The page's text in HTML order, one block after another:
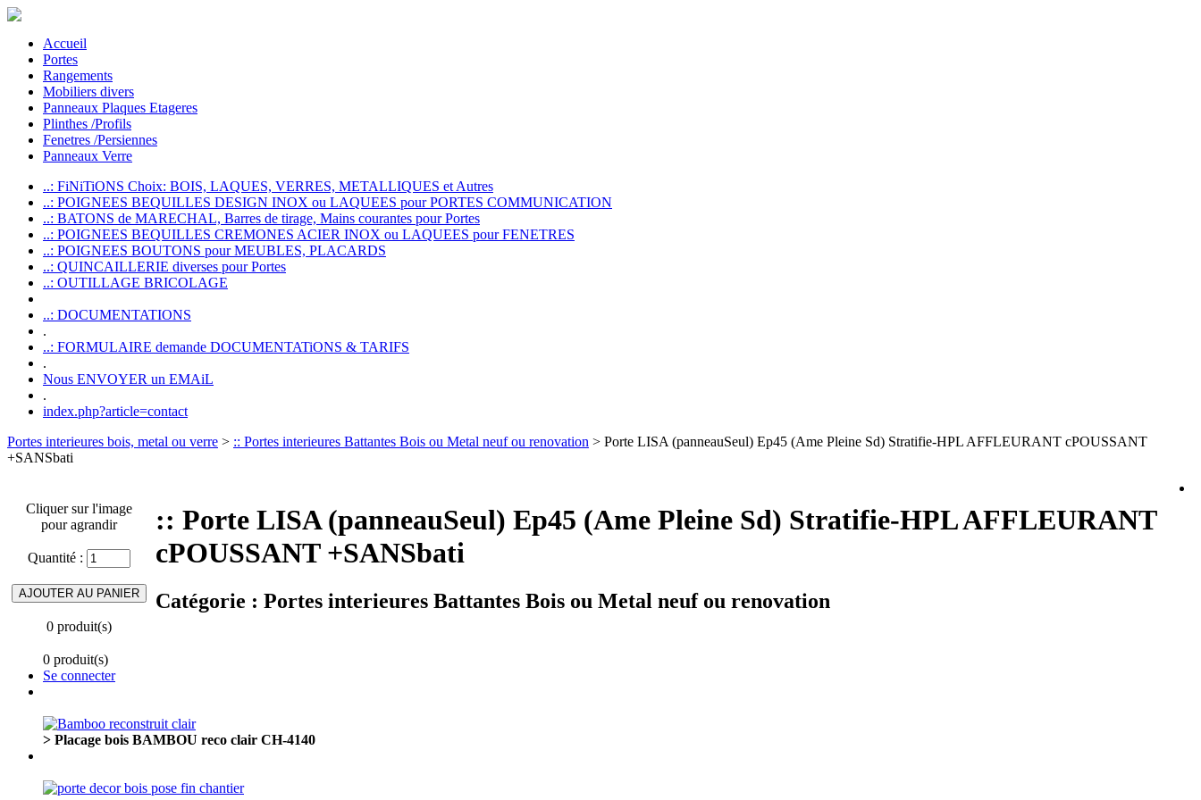
Accueil
Portes
Rangements
Mobiliers divers
Panneaux Plaques Etageres
Plinthes /Profils
Fenetres /Persiennes
Panneaux Verre
..: FiNiTiONS Choix: BOIS, LAQUES, VERRES, METALLIQUES et Autres
..: POIGNEES BEQUILLES DESIGN INOX ou LAQUEES pour PORTES COMMUNICATION
..: BATONS de MARECHAL, Barres de tirage, Mains courantes pour Portes
..: POIGNEES BEQUILLES CREMONES ACIER INOX ou LAQUEES pour FENETRES
..: POIGNEES BOUTONS pour MEUBLES, PLACARDS
..: QUINCAILLERIE diverses pour Portes
..: OUTILLAGE BRICOLAGE
..: DOCUMENTATIONS
.
..: FORMULAIRE demande DOCUMENTATiONS & TARIFS
.
Nous ENVOYER un EMAiL
.
index.php?article=contact
Portes interieures bois, metal ou verre > :: Portes interieures Battantes Bois ou Metal neuf ou renovation > Porte LISA (panneauSeul) Ep45 (Ame Pleine Sd) Stratifie-HPL AFFLEURANT cPOUSSANT
+SANSbati
Cliquer sur l'image
pour agrandir
Quantité :
0 produit(s)
:: Porte LISA (panneauSeul) Ep45 (Ame Pleine Sd) Stratifie-HPL AFFLEURANT
cPOUSSANT +SANSbati
Catégorie : Portes interieures Battantes Bois ou Metal neuf ou renovation
0 produit(s)
Se connecter
> Placage bois BAMBOU reco clair CH-4140